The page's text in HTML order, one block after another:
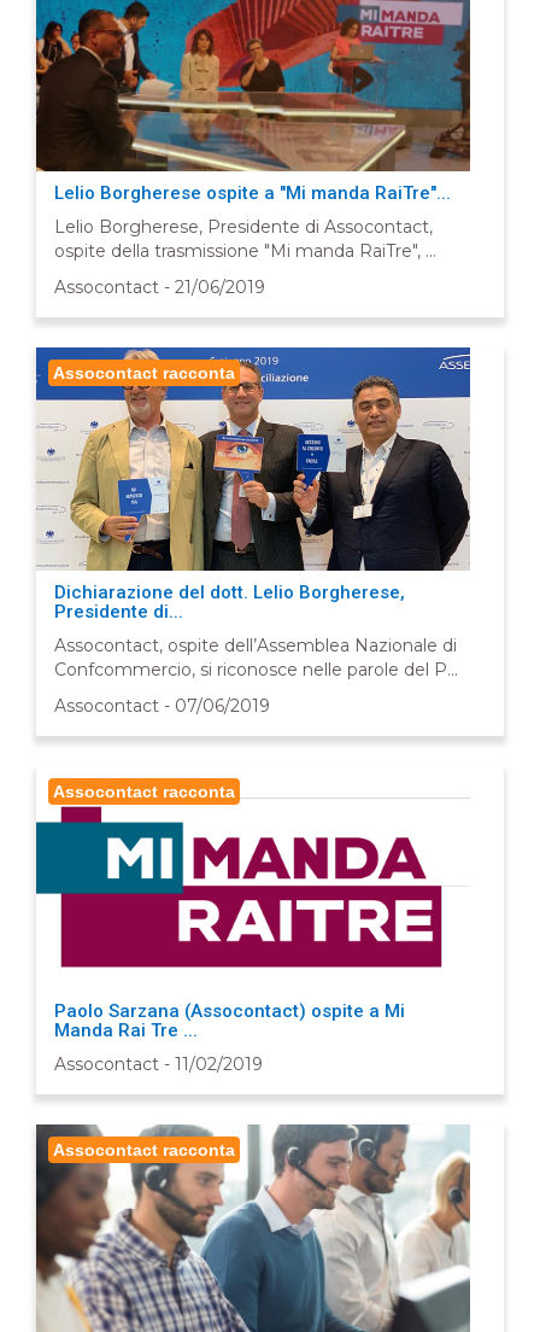
Lelio Borgherese ospite a "Mi manda RaiTre"...
Lelio Borgherese, Presidente di Assocontact,
ospite della trasmissione "Mi manda RaiTre", ...
Assocontact - 21/06/2019
Assocontact racconta
Dichiarazione del dott. Lelio Borgherese,
Presidente di...
Assocontact, ospite dell’Assemblea Nazionale di
Confcommercio, si riconosce nelle parole del P...
Assocontact - 07/06/2019
Assocontact racconta
Paolo Sarzana (Assocontact) ospite a Mi
Manda Rai Tre ...
Assocontact - 11/02/2019
Assocontact racconta